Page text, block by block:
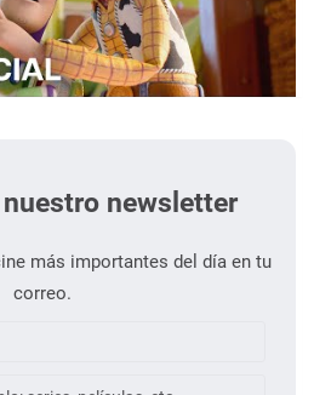
newsletter
más importantes del día en tu
correo.